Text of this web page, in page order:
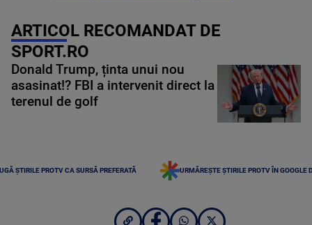
ARTICOL RECOMANDAT DE
SPORT.RO
Donald Trump, ținta unui nou
asasinat!? FBI a intervenit direct la
terenul de golf
ȘTIRILE PROTV CA SURSĂ PREFERATĂ URMĂREȘTE ȘTIRILE PROTV ÎN GOOGLE